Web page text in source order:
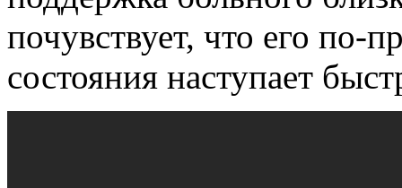
почувствует, что его
состояния наступает